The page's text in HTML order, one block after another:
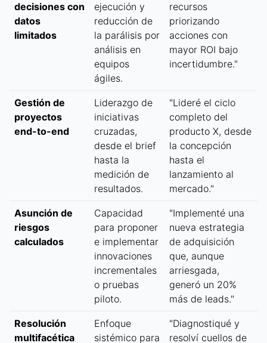
decisiones con
datos
limitados
ejecución y
reducción de
la parálisis por
análisis en
equipos
ágiles.
recursos
priorizando
acciones con
mayor ROI bajo
incertidumbre."
Gestión de
proyectos
end-to-end
Liderazgo de
iniciativas
cruzadas,
desde el brief
hasta la
medición de
resultados.
"Lideré el ciclo
completo del
producto X, desde
la concepción
hasta el
lanzamiento al
mercado."
Asunción de
riesgos
calculados
Capacidad
para proponer
e implementar
innovaciones
incrementales
o pruebas
piloto.
"Implementé una
nueva estrategia
de adquisición
que, aunque
arriesgada,
generó un 20%
más de leads."
Resolución
multifacética
Enfoque
sistémico para
"Diagnostiqué y
resolví cuellos de